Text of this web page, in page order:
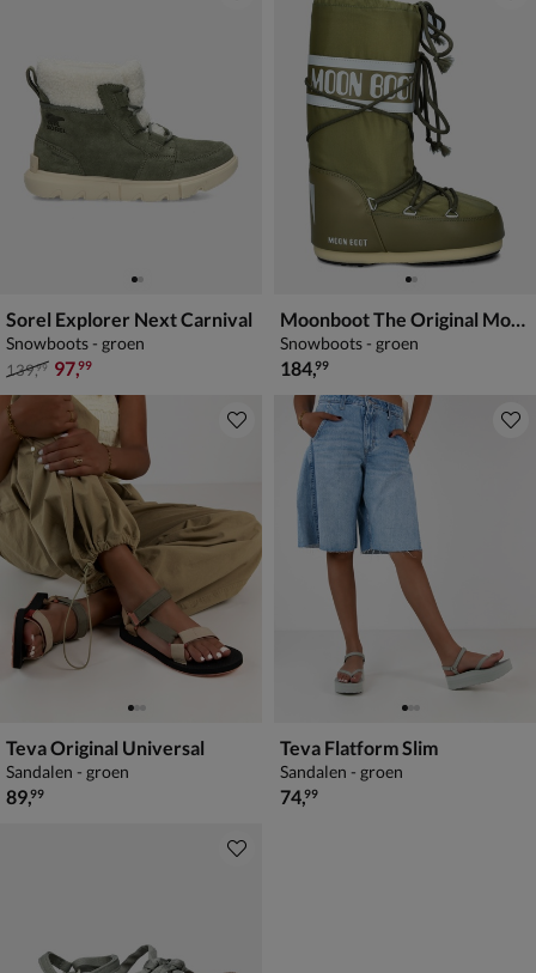
Sorel Explorer Next Carnival
Snowboots - groen
van € 139,99 voor € 97,99
139,99 97,99
Moonboot The Original Moonboot Icon
Snowboots - groen
€ 184,99
184,99
Teva Original Universal
Sandalen - groen
€ 89,99
89,99
Teva Flatform Slim
Sandalen - groen
€ 74,99
74,99